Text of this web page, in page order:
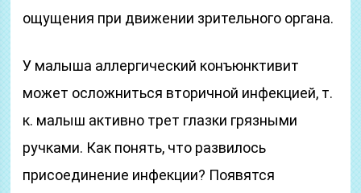
ощущения при движении зрительного органа.
У малыша аллергический конъюнктивит
может осложниться вторичной инфекцией, т.
к. малыш активно трет глазки грязными
ручками. Как понять, что развилось
присоединение инфекции? Появятся